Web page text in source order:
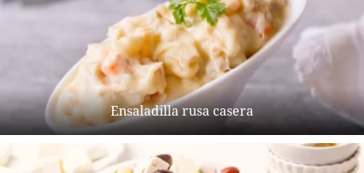
Ensaladilla rusa casera